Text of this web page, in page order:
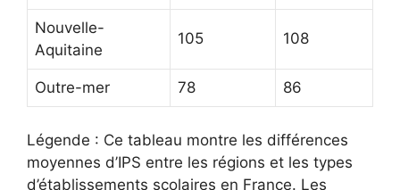
Nouvelle-
Aquitaine
105 108
Outre-mer 78 86
Légende : Ce tableau montre les différences
moyennes d’IPS entre les régions et les types
d’établissements scolaires en France. Les